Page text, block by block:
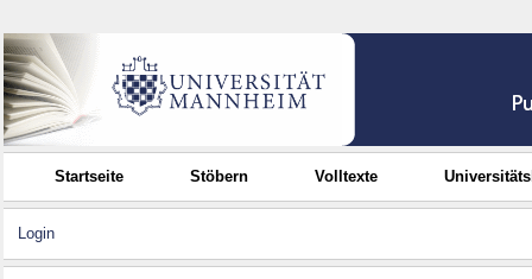
Startseite Stöbern Volltexte
Login